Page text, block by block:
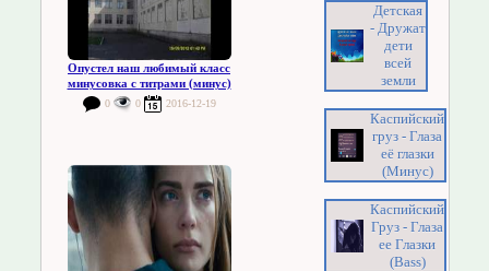
Опустел наш любимый класс
минусовка с титрами (минус)
0 0 2016-12-19
Детская
- Дружат
дети
всей
земли
Каспийский
груз - Глаза
её глазки
(Минус)
Каспийский
Груз - Глаза
ее Глазки
(Bass)